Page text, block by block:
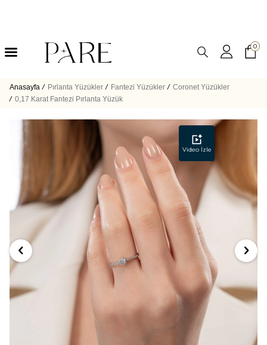
0
Anasayfa / Pırlanta Yüzükler / Fantezi Yüzükler / Coronet Yüzükler
/ 0,17 Karat Fantezi Pırlanta Yüzük
Video İzle